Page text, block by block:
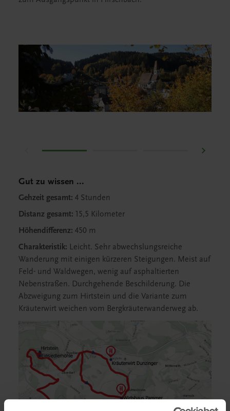
Gut zu wissen ...
Gehzeit gesamt: 4 Stunden
Distanz gesamt: 15,5 Kilometer
Höhendifferenz: 450 m
Charakteristik: Leicht. Sehr abwechslungsreiche
Wanderung mit einigen kürzeren Steigungen. Meist auf
Feld- und Waldwegen, wenig auf asphaltierten
Nebenstraßen. Durchgehende Beschilderung. Die
Abzweigung zum Hirtstein und die Variante zum
Kräuterwirt weichen vom Bergkräuterwanderweg ab.